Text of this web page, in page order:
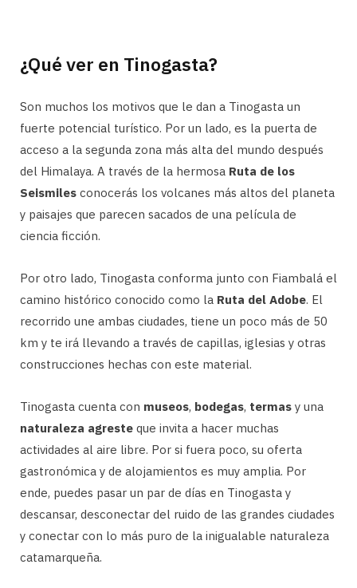
¿Qué ver en Tinogasta?
Son muchos los motivos que le dan a Tinogasta un
fuerte potencial turístico. Por un lado, es la puerta de
acceso a la segunda zona más alta del mundo después
del Himalaya. A través de la hermosa Ruta de los
Seismiles conocerás los volcanes más altos del planeta
y paisajes que parecen sacados de una película de
ciencia ficción.
Por otro lado, Tinogasta conforma junto con Fiambalá el
camino histórico conocido como la Ruta del Adobe. El
recorrido une ambas ciudades, tiene un poco más de 50
km y te irá llevando a través de capillas, iglesias y otras
construcciones hechas con este material.
Tinogasta cuenta con museos, bodegas, termas y una
naturaleza agreste que invita a hacer muchas
actividades al aire libre. Por si fuera poco, su oferta
gastronómica y de alojamientos es muy amplia. Por
ende, puedes pasar un par de días en Tinogasta y
descansar, desconectar del ruido de las grandes ciudades
y conectar con lo más puro de la inigualable naturaleza
catamarqueña.